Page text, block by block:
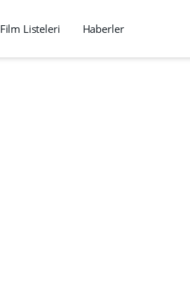
Film Listeleri Haberler